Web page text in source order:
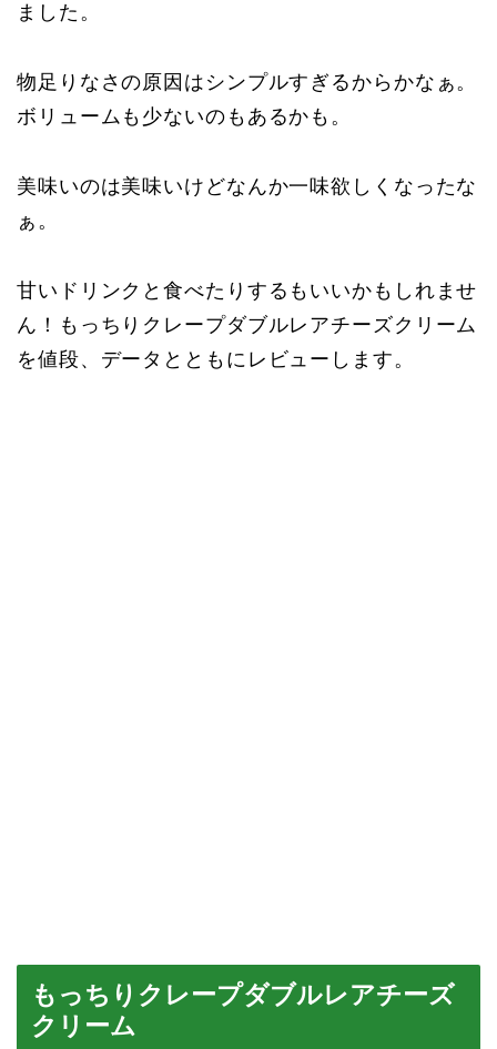
ました。
物足りなさの原因はシンプルすぎるからかなぁ。
ボリュームも少ないのもあるかも。
美味いのは美味いけどなんか一味欲しくなったな
ぁ。
甘いドリンクと食べたりするもいいかもしれませ
ん！もっちりクレープダブルレアチーズクリーム
を値段、データとともにレビューします。
もっちりクレープダブルレアチーズ
クリーム